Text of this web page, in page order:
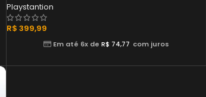
Playstantion
R$ 399,99
Em até 6x de R$ 74,77 com juros